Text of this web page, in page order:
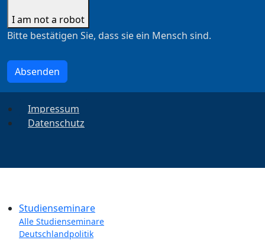
I am not a robot
Bitte bestätigen Sie, dass sie ein Mensch sind.
Absenden
Impressum
Datenschutz
Studienseminare
Alle Studienseminare
Deutschlandpolitik